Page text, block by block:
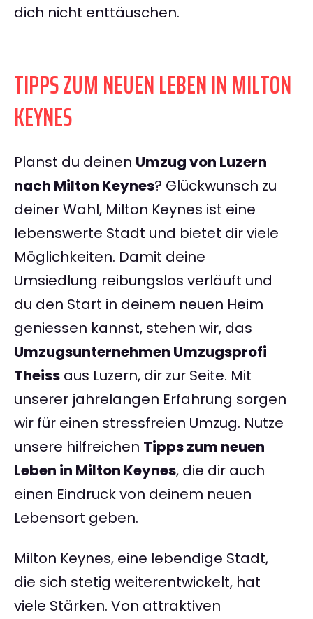
dich nicht enttäuschen.
TIPPS ZUM NEUEN LEBEN IN MILTON
KEYNES
Planst du deinen Umzug von Luzern
nach Milton Keynes? Glückwunsch zu
deiner Wahl, Milton Keynes ist eine
lebenswerte Stadt und bietet dir viele
Möglichkeiten. Damit deine
Umsiedlung reibungslos verläuft und
du den Start in deinem neuen Heim
geniessen kannst, stehen wir, das
Umzugsunternehmen Umzugsprofi
Theiss aus Luzern, dir zur Seite. Mit
unserer jahrelangen Erfahrung sorgen
wir für einen stressfreien Umzug. Nutze
unsere hilfreichen Tipps zum neuen
Leben in Milton Keynes, die dir auch
einen Eindruck von deinem neuen
Lebensort geben.
Milton Keynes, eine lebendige Stadt,
die sich stetig weiterentwickelt, hat
viele Stärken. Von attraktiven